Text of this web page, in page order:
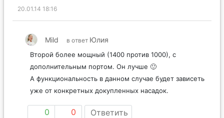
20.01.14 18:16
Mild в ответ Юлия
Второй более мощный (1400 против 1000), с
дополнительным портом. Он лучше 🙂
А функциональность в данном случае будет зависеть
уже от конкретных докупленных насадок.
0 0 Ответить